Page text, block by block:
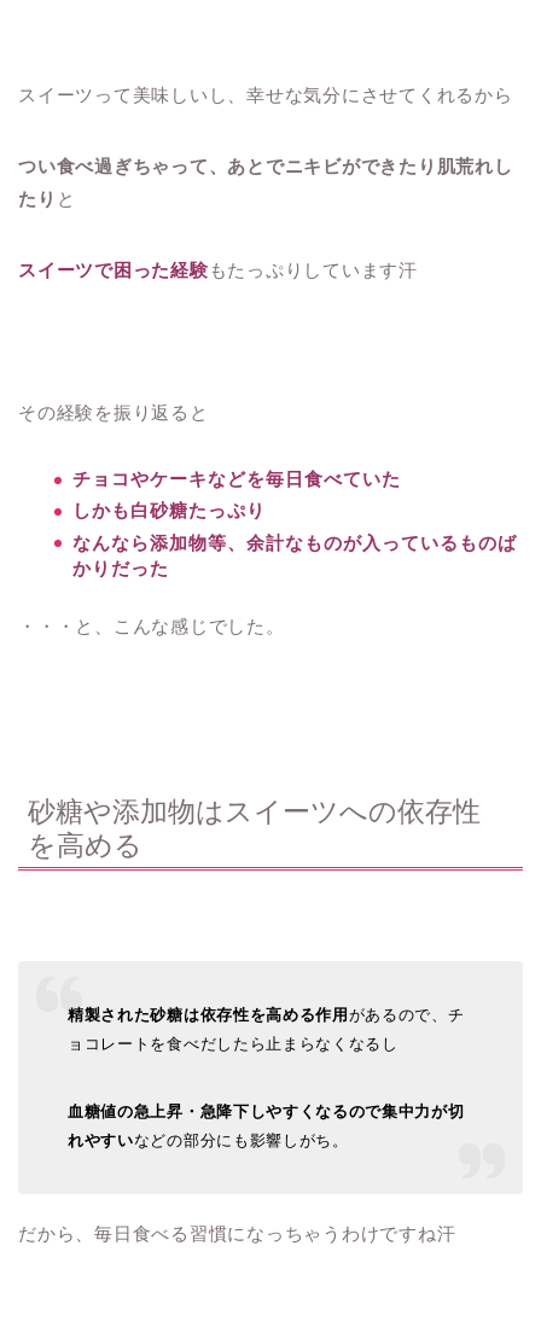
スイーツって美味しいし、幸せな気分にさせてくれるから
つい食べ過ぎちゃって、あとでニキビができたり肌荒れし
たり と
スイーツで困った経験 もたっぷりしています汗
その経験を振り返ると
チョコやケーキなどを毎日食べていた
しかも白砂糖たっぷり
なんなら添加物等、余計なものが入っているものば
かりだった
・・・と、こんな感じでした。
砂糖や添加物はスイーツへの依存性
を高める
精製された砂糖は依存性を高める作用 があるので、チ
ョコレートを食べだしたら止まらなくなるし
血糖値の急上昇・急降下しやすくなるので集中力が切
れやすいなどの部分にも影響しがち。
だから、毎日食べる習慣になっちゃうわけですね汗